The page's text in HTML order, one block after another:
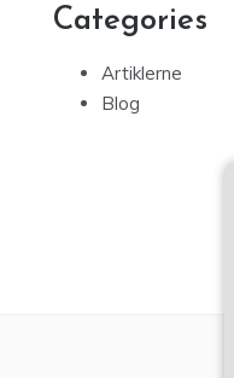
Categories
Artiklerne
Blog